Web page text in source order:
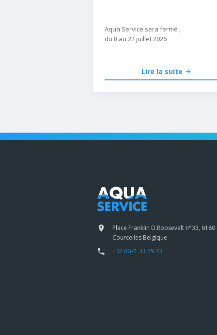
Aqua Service sera fermé ;
du 8 au 22 juillet 2026
Lire la suite
Place Franklin D.Roosevelt n°33, 6180
Courcelles Belgique
+32 (0)71 33 49 33